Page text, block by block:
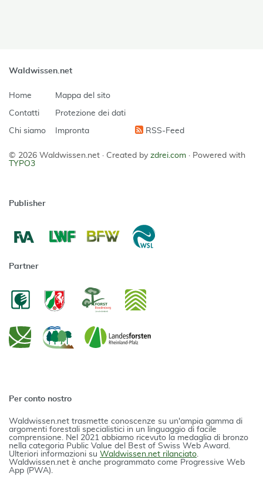
Waldwissen.net
Home
Contatti
Chi siamo
Mappa del sito
Protezione dei dati
Impronta RSS-Feed
© 2026 Waldwissen.net · Created by zdrei.com · Powered with
TYPO3
Publisher
Partner
Per conto nostro
Waldwissen.net trasmette conoscenze su un'ampia gamma di
argomenti forestali specialistici in un linguaggio di facile
comprensione. Nel 2021 abbiamo ricevuto la medaglia di bronzo
nella categoria Public Value del Best of Swiss Web Award.
Ulteriori informazioni su Waldwissen.net rilanciato.
Waldwissen.net è anche programmato come Progressive Web
App (PWA).